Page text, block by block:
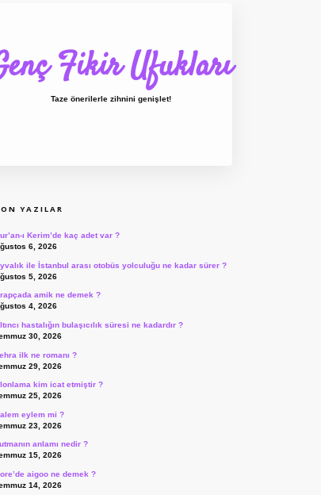
Fikir Ufukları
Taze önerilerle zihnini genişlet!
YAZILAR
ı Kerim’de kaç adet var ?
6, 2026
ile İstanbul arası otobüs yolculuğu ne kadar sürer ?
5, 2026
amik ne demek ?
4, 2026
hastalığın bulaşıcılık süresi ne kadardır ?
30, 2026
ilk ne romanı ?
29, 2026
kim icat etmiştir ?
25, 2026
eylem mi ?
23, 2026
anlamı nedir ?
15, 2026
aigoo ne demek ?
14, 2026